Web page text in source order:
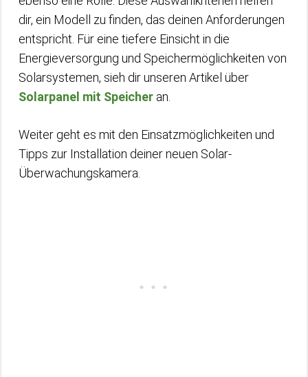
dir, ein Modell zu finden, das deinen Anforderungen
entspricht. Für eine tiefere Einsicht in die
Energieversorgung und Speichermöglichkeiten von
Solarsystemen, sieh dir unseren Artikel über
Solarpanel mit Speicher an.
Weiter geht es mit den Einsatzmöglichkeiten und
Tipps zur Installation deiner neuen Solar-
Überwachungskamera.